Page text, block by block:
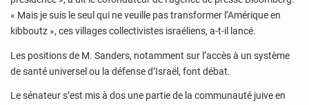
« Mais je suis le seul qui ne veuille pas transformer l’Amérique en
kibboutz », ces villages collectivistes israéliens, a-t-il lancé.
Les positions de M. Sanders, notamment sur l’accès à un système
de santé universel ou la défense d’Israël, font débat.
Le sénateur s’est mis à dos une partie de la communauté juive en